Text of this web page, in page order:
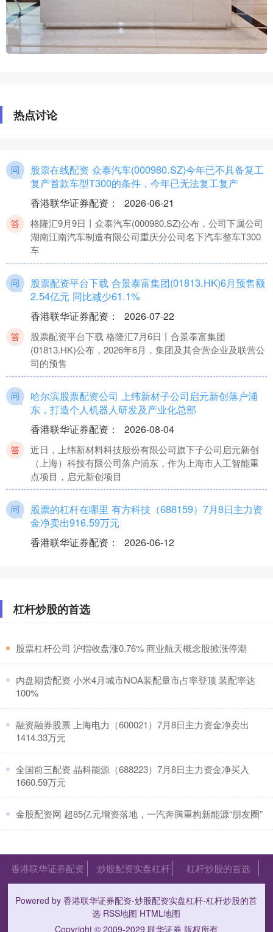
热点讨论
股票在线配资 众泰汽车(000980.SZ)今年已不具备复工
复产首款车型T300的条件，今年已无法复工复产
香港联华证券配资 ： 2026-06-21
格隆汇9月9日丨众泰汽车(000980.SZ)公布，公司下属公司
湖南江南汽车制造有限公司重庆分公司名下汽车整车T300
车
股票配资平台下载 合景泰富集团(01813.HK)6月预售额
2.54亿元 同比减少61.1%
香港联华证券配资 ： 2026-07-22
股票配资平台下载 格隆汇7月6日丨合景泰富集团
(01813.HK)公布，2026年6月，集团及其合营企业及联营公
司的预售
哈尔滨股票配资公司 上纬新材子公司启元新创落户浦
东，打造个人机器人研发及产业化总部
香港联华证券配资 ： 2026-08-04
近日，上纬新材料科技股份有限公司旗下子公司启元新创
（上海）科技有限公司落户浦东，作为上海市人工智能重
点项目，启元新创项目
股票的杠杆在哪里 有方科技（688159）7月8日主力资
金净卖出916.59万元
香港联华证券配资 ： 2026-06-12
值得信任的配资 部分河流洪水已退！惠州市仍有4条河
香港联华证券配资 ： 2026-06-16
的配资，惠州市仍有4条河流4个站点洪水预警继续生效
中。 其中，蓝
杠杆炒股的首选
​股票杠杆公司 沪指收盘涨0.76% 商业航天概念股掀涨停潮
​内盘期货配资 小米4月城市NOA装配量市占率登顶 装配率达
100%
​融资融券股票 上海电力（600021）7月8日主力资金净卖出
1414.33万元
​全国前三配资 晶科能源（688223）7月8日主力资金净买入
1660.59万元
​金股配资网 超85亿元增资落地，一汽奔腾重构新能源“朋友圈”
香港联华证券配资 炒股配资实盘杠杆 杠杆炒股的首选
Powered by香港联华证券配资-炒股配资实盘杠杆-杠杆炒股的首
选 RSS地图 HTML地图
Copyright © 2009-2029 联华证券 版权所有